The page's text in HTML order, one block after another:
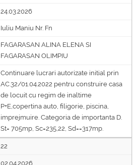
24.03.2026
Iuliu Maniu Nr. Fn
FAGARASAN ALINA ELENA SI
FAGARASAN OLIMPIU
Continuare lucrari autorizate initial prin
AC.32/01.04.2022 pentru construire casa
de locuit cu regim de inaltime
P+E,copertina auto, filigorie, piscina,
imprejmuire. Categoria de importanta D.
St= 705mp, Sc=235,22, Sd==317mp.
22
02.04.2026